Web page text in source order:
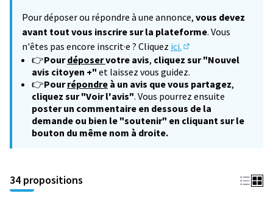
Pour déposer ou répondre à une annonce, vous devez
avant tout vous inscrire sur la plateforme. Vous
n'êtes pas encore inscrit·e ? Cliquez ici.
(S'ouvre dans un
👉Pourdéposervotre avis, cliquez sur "Nouvel
avis citoyen +" et laissez vous guidez.
👉Pourrépondre à un avis que vous partagez,
cliquez sur "Voir l'avis". Vous pourrez ensuite
poster un commentaire en dessous de la
demande ou bien le "soutenir" en cliquant sur le
bouton du même nom à droite.
34 propositions